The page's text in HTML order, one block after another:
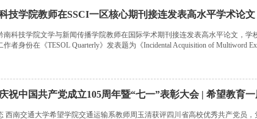
技学院教师在SSCI一区核心期刊接连发表高水平学术论文
南科技学院文学与新闻传播学院教师在国际学术期刊接连发表高水平论文，
者身份在《TESOL Quarterly》发表题为《Incidental Acquisition of Multiword
祝中国共产党成立105周年暨“七一”表彰大会 | 希望教育
西南交通大学希望学院交通运输系教师周玉清获评四川省高校优秀共产党员